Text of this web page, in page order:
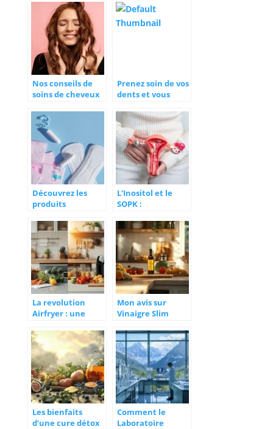
alimentaires pour
vivre mieux
Nos conseils de
soins de cheveux
Prenez soin de vos
dents et vous
santé
Découvrez les
produits
pour
l’incontinence
L’Inositol et le
SOPK :
Différentes
Formes et leur
Ratio
La revolution
Airfryer : une
analyse son
impact calorique
face a la friteuse
Mon avis sur
Vinaigre Slim
test :
Transformation
et Experience
Detaillee
Les bienfaits
d’une cure détox
Comment le
Laboratoire